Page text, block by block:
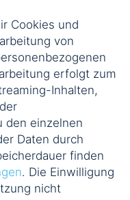
Cookies und
von
erfolgt zum
Inhalten,
den einzelnen
Daten durch
finden
. Die Einwilligung
nicht